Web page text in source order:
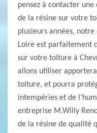
pensez à contacter
de la résine sur votre
plusieurs années,
Loire est parfaitement
sur votre toiture à
allons utiliser
toiture, et pourra
intempéries et de
entreprise M.Willy
de la résine de qualité